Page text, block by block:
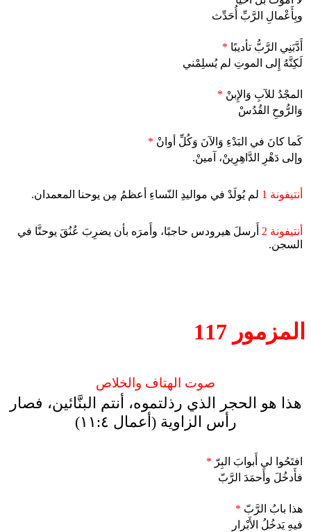
وبِأَعْمالِ الرَّبِّ أُحَدِّث
أَدَّبَنِي الرَّبُّ تأديبًا *
لَكِنَّهُ إِلى الموتِ لم يُسلِمْني
المجْدُ للآبِ وَالإِبنْ *
وَالرُّوحِ القُدُسْ
كَما كانَ في البَدْءِ وَالآنَ وَكُلِّ أوانْ *
وإلى دَهْرِ الدَّاهِرِينْ، آمينْ.
أنتيفونة 1 لم يُولَدْ في مواليدِ النّساءِ أعظمُ مِن يوحنا المعمدان.
أنتيفونة 2
أَرسلَ هيرودس حاجبًا، وأَمرَه بأن يضرِبَ عُنُقَ يوحنَّا في
السجن.
المزمور 117
صوت الهتاف والخلاص
هذا هو الحجر الذي رذلتموه، أنتم البنَّائين، فصار
رأس الزاوية (أعمال ١١:٤)
افتَحُوا لي أَبوابَ البِرّ *
فأَدخُلَ وأَحمَدَ الرَّبّ
هذا بابُ الرَّبّ *
فيهِ يَدخُلُ الأَبْرار